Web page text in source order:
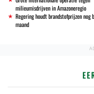
milieumisdrijven in Amazoneregio
Regering houdt brandstofprijzen
maand